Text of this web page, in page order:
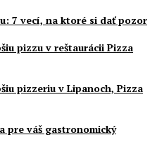
7 vecí, na ktoré si dať pozor
pizzu v reštaurácii Pizza
pizzeriu v Lipanoch, Pizza
pre váš gastronomický